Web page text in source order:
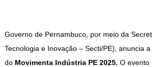
Governo de Pernambuco, por meio da
Tecnologia e Inovação – Secti/PE), anuncia
doMovimenta Indústria PE 2025. O evento